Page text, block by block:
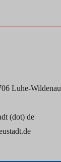
Luhe-Wildenau
(dot) de